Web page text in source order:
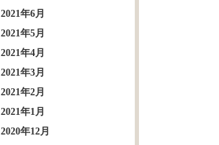
2021年6月
2021年5月
2021年4月
2021年3月
2021年2月
2021年1月
2020年12月